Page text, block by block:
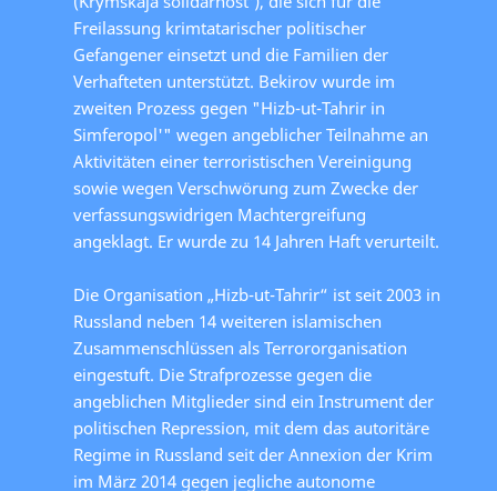
Freilassung krimtatarischer politischer
Gefangener einsetzt und die Familien der
Verhafteten unterstützt. Bekirov wurde im
zweiten Prozess gegen "Hizb-ut-Tahrir in
Simferopol'" wegen angeblicher Teilnahme an
Aktivitäten einer terroristischen Vereinigung
sowie wegen Verschwörung zum Zwecke der
verfassungswidrigen Machtergreifung
angeklagt. Er wurde zu 14 Jahren Haft verurteilt.
Die Organisation „Hizb-ut-Tahrir“ ist seit 2003 in
Russland neben 14 weiteren islamischen
Zusammenschlüssen als Terrororganisation
eingestuft. Die Strafprozesse gegen die
angeblichen Mitglieder sind ein Instrument der
politischen Repression, mit dem das autoritäre
Regime in Russland seit der Annexion der Krim
im März 2014 gegen jegliche autonome